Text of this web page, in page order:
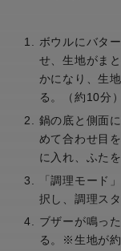
ボウルにバタ
せ、生地がま
かになり、生
る。（約10分）
鍋の底と側面
めて合わせ目
に入れ、ふたを
「調理モー
択し、調理スタ
ブザーが鳴っ
る。※生地が